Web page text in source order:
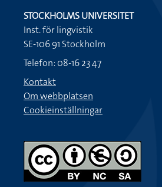
STOCKHOLMS UNIVERSITET
Inst. för lingvistik
SE-106 91 Stockholm
Telefon: 08-16 23 47
Kontakt
Om webbplatsen
Cookieinställningar